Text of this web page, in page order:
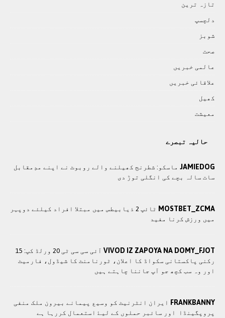
تازہ ترين
دلچسپ
شوبز
صحت
عالمی خبريں
علاقائی خبريں
کھيل
معيشت
حالیہ تبصرے
JAMIEDOG ماسکو: شطرنج کھیلنے والے روبوٹ نے اپنے مدِمقابل
سات سالہ بچے کی انگلی توڑ دی
MOSTBET_ZCMA
ٹائپ 2 ذیابیطس میں مبتلا افراد کیلئے دوپہر
میں ورزش کرنا مفید
VIVOD IZ ZAPOYA NA DOMY_FJOT
آئی سی سی ٹی 20 ورلڈ کپ: 15
رکنی پاکستانی سکواڈ کا اعلان، ٹورنامنٹ کا شیڈول، فارمیٹ
اور وہ سب کچھ جو آپ جاننا چاہتے ہیں
FRANKBANNY ايران انٹرنيٹ کو وسيع پيمانے بيرون ملک منفی
پروپگينڈا اور سائبر حملوں کے ليۓ استعمال کررہا ہے